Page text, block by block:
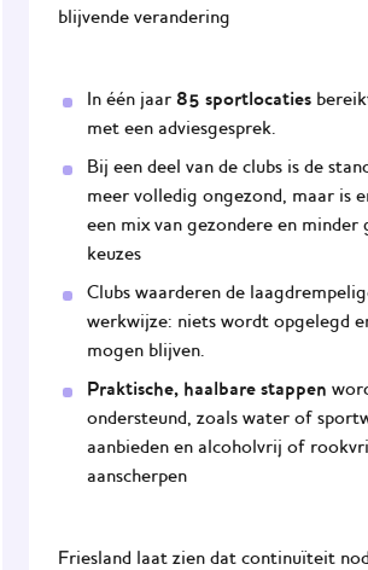
blijvende verandering
In één jaar 85 sportlocaties
met een adviesgesprek.
Bij een deel van de clubs is de
meer volledig ongezond, maar is
een mix van gezondere en minder
keuzes
Clubs waarderen de
werkwijze: niets wordt opgelegd
mogen blijven.
Praktische, haalbare stappen
ondersteund, zoals water of
aanbieden en alcoholvrij of
aanscherpen
Friesland laat zien dat continuïteit